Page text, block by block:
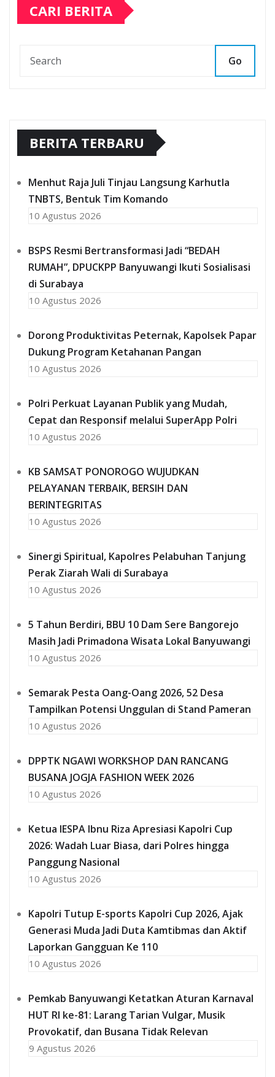
CARI BERITA
Go
BERITA TERBARU
Menhut Raja Juli Tinjau Langsung Karhutla
TNBTS, Bentuk Tim Komando
10 Agustus 2026
BSPS Resmi Bertransformasi Jadi “BEDAH
RUMAH”, DPUCKPP Banyuwangi Ikuti Sosialisasi
di Surabaya
10 Agustus 2026
Dorong Produktivitas Peternak, Kapolsek Papar
Dukung Program Ketahanan Pangan
10 Agustus 2026
Polri Perkuat Layanan Publik yang Mudah,
Cepat dan Responsif melalui SuperApp Polri
10 Agustus 2026
KB SAMSAT PONOROGO WUJUDKAN
PELAYANAN TERBAIK, BERSIH DAN
BERINTEGRITAS
10 Agustus 2026
Sinergi Spiritual, Kapolres Pelabuhan Tanjung
Perak Ziarah Wali di Surabaya
10 Agustus 2026
5 Tahun Berdiri, BBU 10 Dam Sere Bangorejo
Masih Jadi Primadona Wisata Lokal Banyuwangi
10 Agustus 2026
Semarak Pesta Oang-Oang 2026, 52 Desa
Tampilkan Potensi Unggulan di Stand Pameran
10 Agustus 2026
DPPTK NGAWI WORKSHOP DAN RANCANG
BUSANA JOGJA FASHION WEEK 2026
10 Agustus 2026
Ketua IESPA Ibnu Riza Apresiasi Kapolri Cup
2026: Wadah Luar Biasa, dari Polres hingga
Panggung Nasional
10 Agustus 2026
Kapolri Tutup E-sports Kapolri Cup 2026, Ajak
Generasi Muda Jadi Duta Kamtibmas dan Aktif
Laporkan Gangguan Ke 110
10 Agustus 2026
Pemkab Banyuwangi Ketatkan Aturan Karnaval
HUT RI ke-81: Larang Tarian Vulgar, Musik
Provokatif, dan Busana Tidak Relevan
9 Agustus 2026